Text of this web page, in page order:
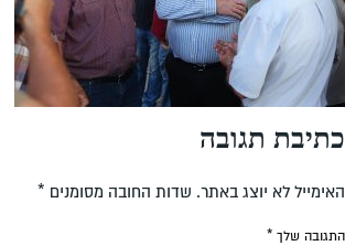
כתיבת תגובה
האימייל לא יוצג באתר. שדות החובה מסומנים *
התגובה שלך *